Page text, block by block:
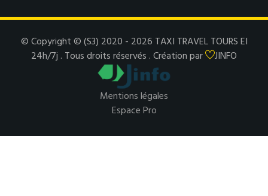
© Copyright © (S3) 2020 - 2026 TAXI TRAVEL TOURS EI
24h/7j . Tous droits réservés . Création par
JINFO
Mentions légales
Espace Pro